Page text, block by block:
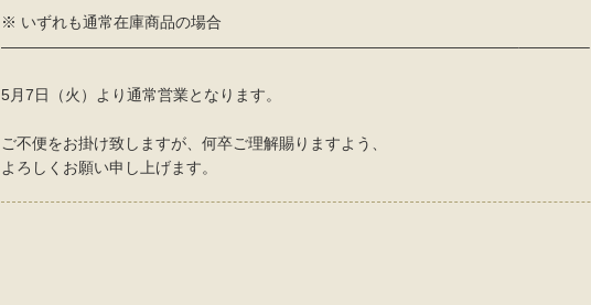
※ いずれも通常在庫商品の場合
—————————————————————————————————–————–
5月7日（火）より通常営業となります。
ご不便をお掛け致しますが、何卒ご理解賜りますよう、
よろしくお願い申し上げます。